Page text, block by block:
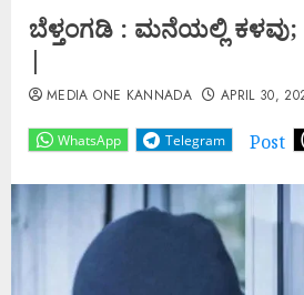
ಬೆಳ್ತಂಗಡಿ : ಮನೆಯಲ್ಲಿ ಕಳವು;
|
WhatsApp Telegram Post
MEDIA ONE KANNADA APRIL 30,